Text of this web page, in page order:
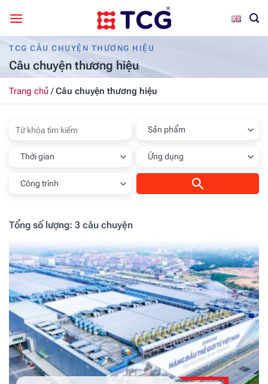
qua
nội
dungTCG CÂU CHUYỆN THƯƠNG HIỆU
Câu chuyện thương hiệu
Trang chủ/Câu chuyện thương hiệu
Sản phẩm
Thời gian Ứng dụng
Công trình
Tổng số lượng: 3 câu chuyện